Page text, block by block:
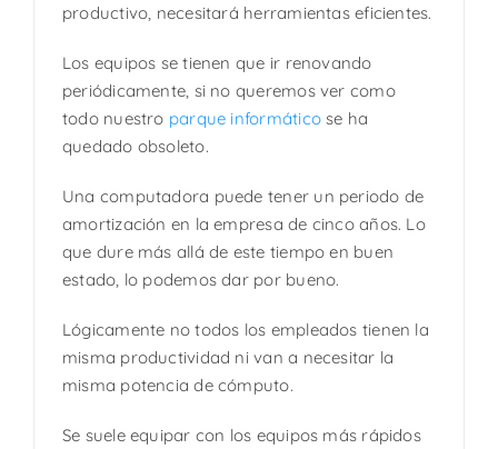
productivo, necesitará herramientas eficientes.
Los equipos se tienen que ir renovando
periódicamente, si no queremos ver como
todo nuestro parque informáticose ha
quedado obsoleto.
Una computadora puede tener un periodo de
amortización en la empresa de cinco años. Lo
que dure más allá de este tiempo en buen
estado, lo podemos dar por bueno.
Lógicamente no todos los empleados tienen la
misma productividad ni van a necesitar la
misma potencia de cómputo.
Se suele equipar con los equipos más rápidos